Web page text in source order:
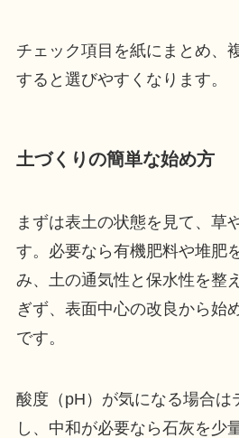
チェック項目を紙にまとめ、
すると選びやすくなります。
土づくりの簡単な始め方
まずは表土の状態を見て、草
す。必要なら有機肥料や堆肥
み、土の通気性と保水性を整
ぎず、表面中心の改良から始
です。
酸度（pH）が気になる場合は
し、中和が必要なら石灰を少